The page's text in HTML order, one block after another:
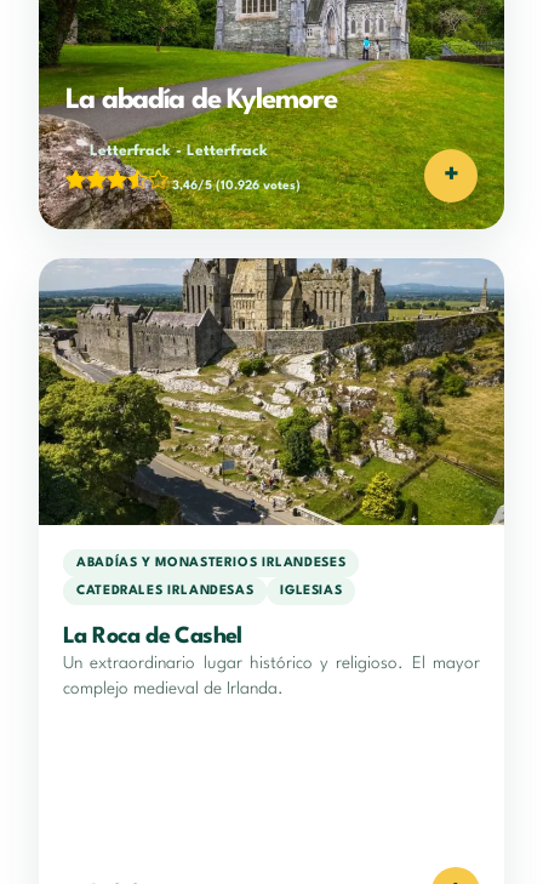
La abadía de Kylemore
Letterfrack-Letterfrack
3,46/5(10.926 votes) +
ABADÍAS Y MONASTERIOS IRLANDESES
CATEDRALES IRLANDESAS IGLESIAS
La Roca de Cashel
Un extraordinario lugar histórico y religioso. El mayor
complejo medieval de Irlanda.